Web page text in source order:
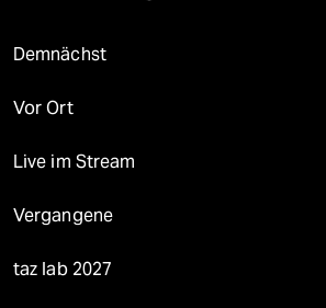
Demnächst
Vor Ort
Live im Stream
Vergangene
taz lab 2027